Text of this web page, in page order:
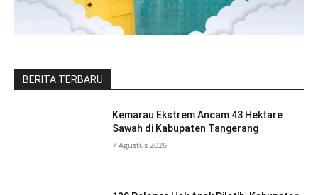
BERITA TERBARU
Kemarau Ekstrem Ancam 43 Hektare
Sawah di Kabupaten Tangerang
7 Agustus 2026